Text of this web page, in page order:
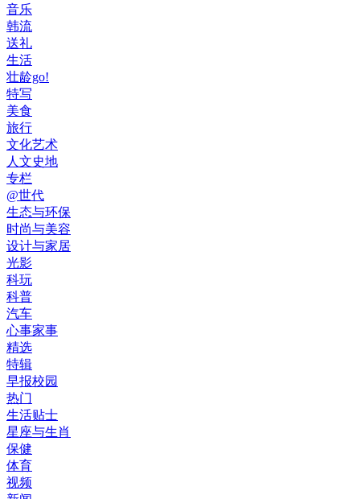
音乐
韩流
送礼
生活
壮龄go!
特写
美食
旅行
文化艺术
人文史地
专栏
@世代
生态与环保
时尚与美容
设计与家居
光影
科玩
科普
汽车
心事家事
精选
特辑
早报校园
热门
生活贴士
星座与生肖
保健
体育
视频